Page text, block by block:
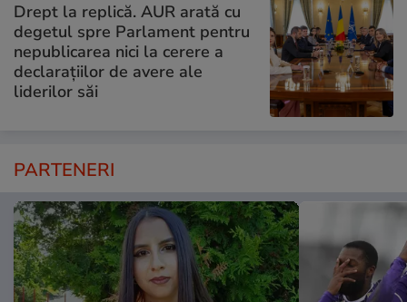
Drept la replică. AUR arată cu
degetul spre Parlament pentru
nepublicarea nici la cerere a
declarațiilor de avere ale
liderilor săi
PARTENERI